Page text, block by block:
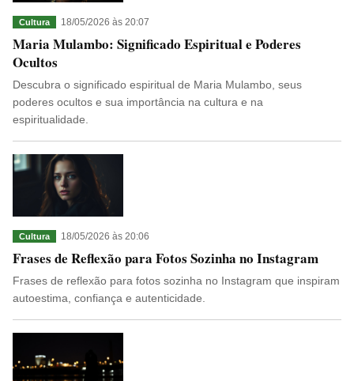
Cultura 18/05/2026 às 20:07
Maria Mulambo: Significado Espiritual e Poderes
Ocultos
Descubra o significado espiritual de Maria Mulambo, seus
poderes ocultos e sua importância na cultura e na
espiritualidade.
Cultura 18/05/2026 às 20:06
Frases de Reflexão para Fotos Sozinha no Instagram
Frases de reflexão para fotos sozinha no Instagram que inspiram
autoestima, confiança e autenticidade.